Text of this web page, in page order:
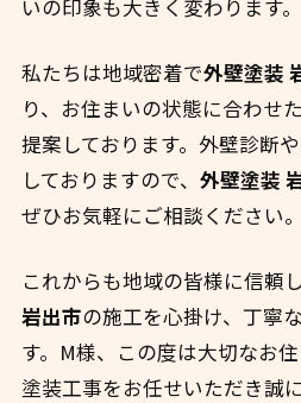
いの印象も大きく変わります。
私たちは地域密着で外壁塗装
り、お住まいの状態に合わせ
提案しております。外壁診断
しておりますので、 外壁塗装
ぜひお気軽にご相談ください。
これからも地域の皆様に信頼
岩出市の施工を心掛け、丁寧
す。M様、この度は大切なお
塗装工事をお任せいただき誠